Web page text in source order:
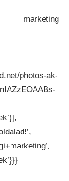
marketing
photos-ak-